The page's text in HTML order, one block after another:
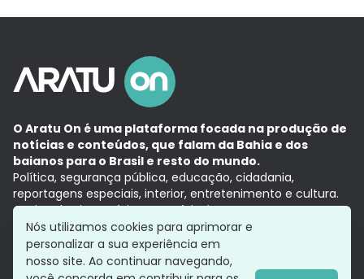
O Aratu On é uma plataforma focada na produção de
notícias e conteúdos, que falam da Bahia e dos
baianos para o Brasil e resto do mundo.
Política, segurança pública, educação, cidadania,
reportagens especiais, interior, entretenimento e cultura.
Aqui, tudo vira notícia e a notícia é no tempo presente,
com a credibilidade do Grupo Aratu.
Grupo Aratu
Política de privacidade
Nós utilizamos cookies para aprimorar e
personalizar a sua experiência em
nosso site. Ao continuar navegando,